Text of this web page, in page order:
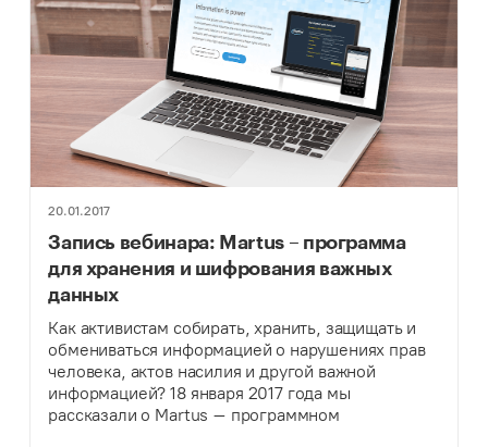
20.01.2017
Запись вебинара: Martus – программа
для хранения и шифрования важных
данных
Как активистам собирать, хранить, защищать и
обмениваться информацией о нарушениях прав
человека, актов насилия и другой важной
информацией? 18 января 2017 года мы
рассказали о Martus – программном